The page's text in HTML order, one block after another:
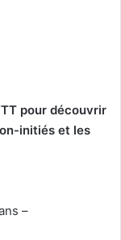
pour découvrir
initiés et les
–